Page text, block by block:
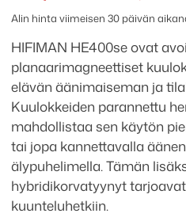
Alin hinta viimeisen 30 päivän
HIFIMAN HE400se ovat
planaarimagneettiset
elävän äänimaiseman ja
Kuulokkeiden parannettu
mahdollistaa sen käytön
tai jopa kannettavalla
älypuhelimella. Tämän
hybridikorvatyynyt
kuunteluhetkiin.